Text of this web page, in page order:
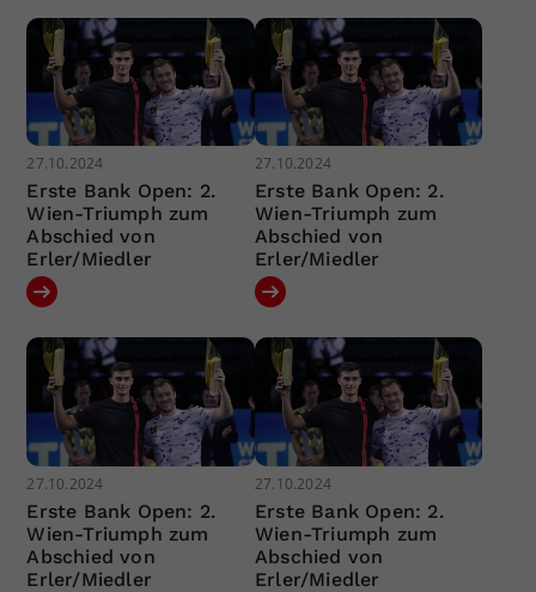
27.10.2024
Erste Bank Open: 2.
Wien-Triumph zum
Abschied von
Erler/Miedler
27.10.2024
Erste Bank Open: 2.
Wien-Triumph zum
Abschied von
Erler/Miedler
27.10.2024
Erste Bank Open: 2.
Wien-Triumph zum
Abschied von
Erler/Miedler
27.10.2024
Erste Bank Open: 2.
Wien-Triumph zum
Abschied von
Erler/Miedler